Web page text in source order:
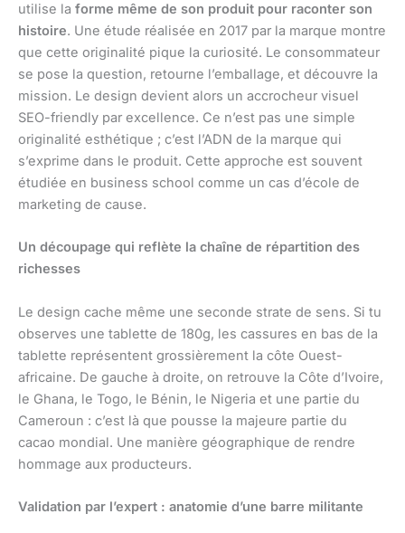
utilise la forme même de son produit pour raconter son
histoire. Une étude réalisée en 2017 par la marque montre
que cette originalité pique la curiosité. Le consommateur
se pose la question, retourne l’emballage, et découvre la
mission. Le design devient alors un accrocheur visuel
SEO-friendly par excellence. Ce n’est pas une simple
originalité esthétique ; c’est l’ADN de la marque qui
s’exprime dans le produit. Cette approche est souvent
étudiée en business school comme un cas d’école de
marketing de cause.
Un découpage qui reflète la chaîne de répartition des
richesses
Le design cache même une seconde strate de sens. Si tu
observes une tablette de 180g, les cassures en bas de la
tablette représentent grossièrement la côte Ouest-
africaine. De gauche à droite, on retrouve la Côte d’Ivoire,
le Ghana, le Togo, le Bénin, le Nigeria et une partie du
Cameroun : c’est là que pousse la majeure partie du
cacao mondial. Une manière géographique de rendre
hommage aux producteurs.
Validation par l’expert : anatomie d’une barre militante